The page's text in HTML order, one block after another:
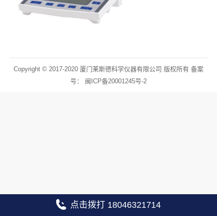
Copyright © 2017-2020 厦门莱斯德科学仪器有限公司 版权所有 备案
号： 闽ICP备20001245号-2
点击拨打 18046321714